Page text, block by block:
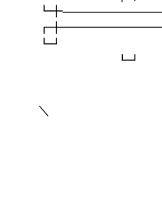
┗┛
♪～
＼
/ ┃
{ ⊂⊃
＼＿
r‐┐7/ |
〉 ム/､ﾉ
∨_(／}